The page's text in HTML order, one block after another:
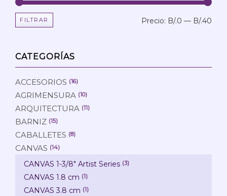
FILTRAR Precio: B/.0 — B/.40
CATEGORÍAS
ACCESORIOS (16)
AGRIMENSURA (10)
ARQUITECTURA (11)
BARNIZ (15)
CABALLETES (8)
CANVAS (14)
CANVAS 1-3/8" Artist Series (3)
CANVAS 1.8 cm (1)
CANVAS 3.8 cm (1)